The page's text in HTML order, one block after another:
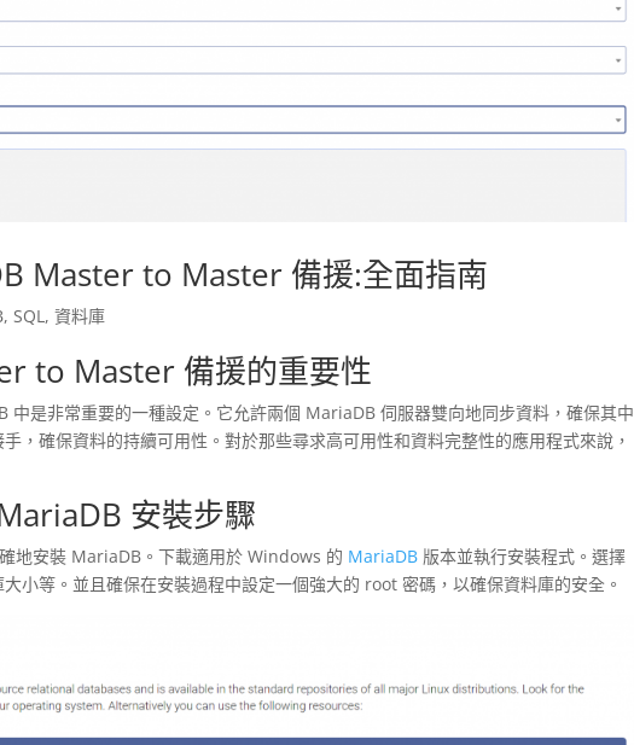
Master to Master 備援:全面指南
,SQL,資料庫
to Master 備援的重要性
是非常重要的一種設定。它允許兩個 MariaDB 伺服器雙向地同步資料，確保其中
，確保資料的持續可用性。對於那些尋求高可用性和資料完整性的應用程式來說，
安裝步驟
地安裝 MariaDB。下載適用於 Windows 的 MariaDB 版本並執行安裝程式。選擇
小等。並且確保在安裝過程中設定一個強大的 root 密碼，以確保資料庫的安全。